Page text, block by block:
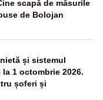
scapă de măsurile
de Bolojan
și sistemul
1 octombrie 2026.
șoferi și